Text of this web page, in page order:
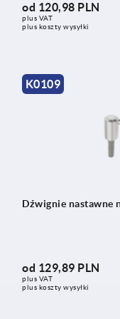
od 120,98 PLN
plus VAT
plus koszty wysyłki
K0109
Dźwignie nastawne
od 129,89 PLN
plus VAT
plus koszty wysyłki